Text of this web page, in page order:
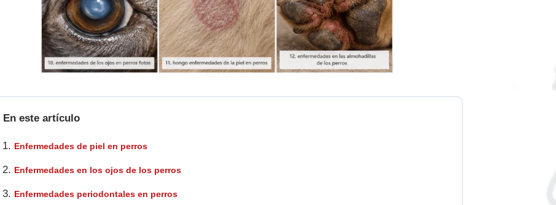
En este artículo
Enfermedades de piel en perros
Enfermedades en los ojos de los perros
Enfermedades periodontales en perros